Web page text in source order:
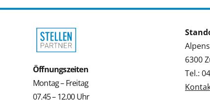
Öffnungszeiten
Montag – Freitag
07.45 – 12.00 Uhr
6300
Tel.: